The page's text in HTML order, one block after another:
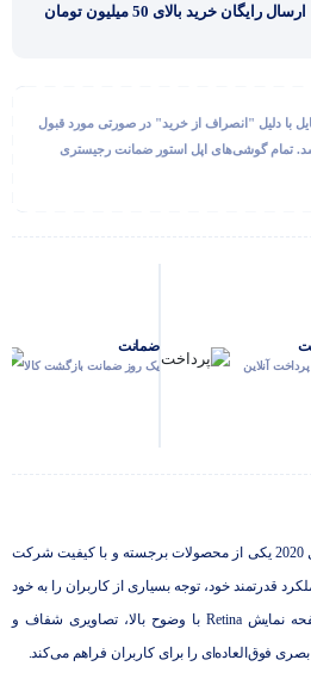
ارسال رایگان خرید بالای 50 میلیون تومان
با دلیل "انصراف از خرید" در صورتی مورد قبول
تمام گوشی‌های اپل استور ضمانت رجیستری
آنلاین
ضمانت
یک روز ضمانت بازگشت کالا
لپ تاپ مک بوک پرو اپل 15 اینچ مدل 2020 یکی از محصولات برجسته و با کیفیت شرکت
قدرتمند خود، توجه بسیاری از کاربران را به خود
جلب کرده است. این لپ تاپ با صفحه نمایش Retina با وضوح بالا، تصاویری شفاف و
فوق‌العاده‌ای را برای کاربران فراهم می‌کند.